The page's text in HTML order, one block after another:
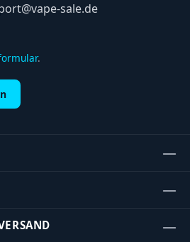
sale.de
.